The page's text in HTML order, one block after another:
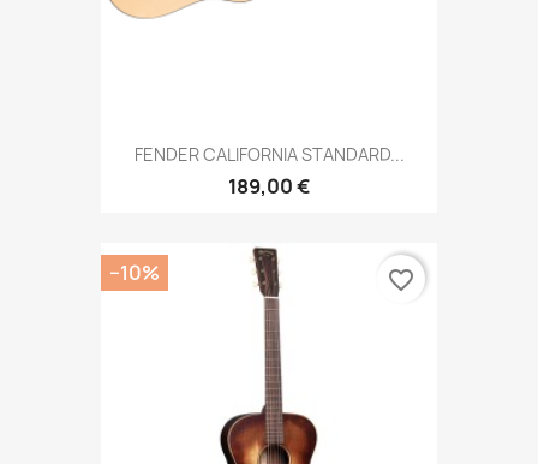
FENDER CALIFORNIA STANDARD...
189,00 €
−10% favorite_border